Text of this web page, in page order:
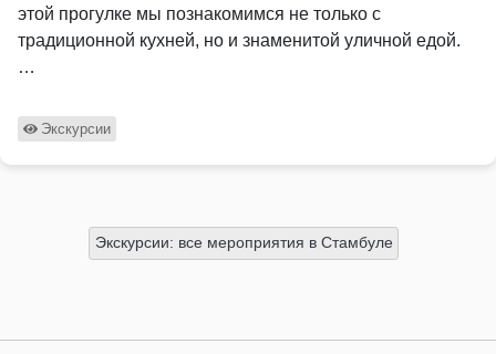
этой прогулке мы познакомимся не только с
традиционной кухней, но и знаменитой уличной едой.
…
Экскурсии
Экскурсии: все мероприятия в Стамбуле